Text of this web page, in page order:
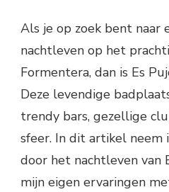
Als je op zoek bent naar
nachtleven op het
Formentera, dan is Es
Deze levendige
trendy bars, gezellige
sfeer. In dit artikel neem
door het nachtleven van
mijn eigen ervaringen